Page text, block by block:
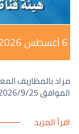
6 أغسطس 2026
​مزاد بالمظاريف
الموافق 2026/9/25
اقرأ المزيد